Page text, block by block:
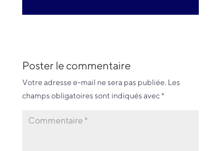
Poster le commentaire
Votre adresse e-mail ne sera pas publiée. Les
champs obligatoires sont indiqués avec*